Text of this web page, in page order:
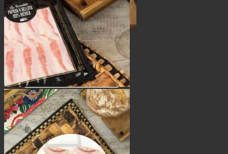
Carne fresca
Conoce Cerdoh!
Contacto
Blog
Buscar
por:
0,00€ 0